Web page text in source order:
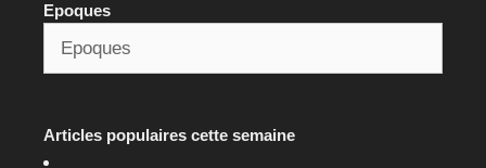
Epoques
Articles populaires cette semaine